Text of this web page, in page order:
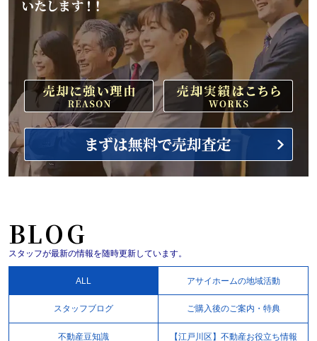
BLOG
スタッフが最新の情報を随時更新しています。
ALL アサイホームの地域活動
スタッフブログ ご購入後のご案内・特典
不動産豆知識 【江戸川区】不動産お役立ち情報